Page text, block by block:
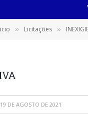
» Licitações »
19 DE AGOSTO DE 2021